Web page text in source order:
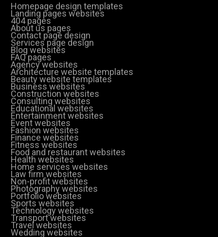
Homepage design templates
Landing pages websites
404 pages
About us pages
Contact page design
Services page design
Blog websites
FAQ pages
Agency websites
Architecture website templates
Beauty website templates
Business websites
Construction websites
Consulting websites
Educational websites
Entertainment websites
Event websites
Fashion websites
Finance websites
Fitness websites
Food and restaurant websites
Health websites
Home services websites
Law firm websites
Non-profit websites
Photography websites
Portfolio websites
Sports websites
Technology websites
Transport websites
Travel websites
Wedding websites